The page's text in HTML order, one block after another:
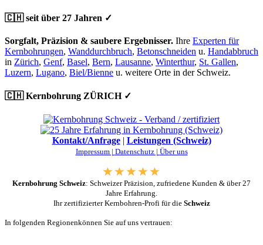
🇨🇭 seit über 27 Jahren ✓
Sorgfalt, Präzision & saubere Ergebnisser. Ihre Experten für
Kernbohrungen, Wanddurchbruch, Betonschneiden u. Handabbruch
in Zürich, Genf, Basel, Bern, Lausanne, Winterthur, St. Gallen,
Luzern, Lugano, Biel/Bienne u. weitere Orte in der Schweiz.
🇨🇭 Kernbohrung ZÜRICH ✓
Kontakt/Anfrage| Leistungen (Schweiz)
Impressum | Datenschutz | Über uns
Kernbohrung Schweiz: Schweizer Präzision, zufriedene Kunden & über 27
Jahre Erfahrung.
Ihr zertifizierter Kernbohren-Profi für die Schweiz
In folgenden Regionenkönnen Sie auf uns vertrauen: